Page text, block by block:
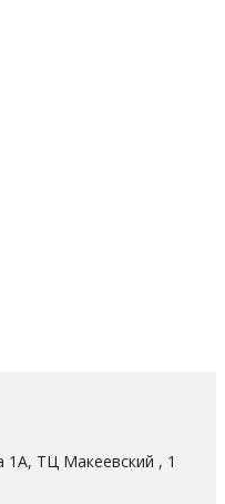
ТЦ Макеевский , 1